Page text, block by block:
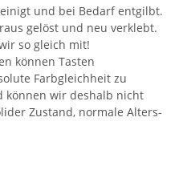
und bei Bedarf entgilbt.
gelöst und neu verklebt.
so gleich mit!
können Tasten
Farbgleichheit zu
können wir deshalb nicht
Zustand, normale Alters-